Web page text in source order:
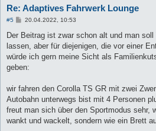
Re: Adaptives Fahrwerk Lounge
#5
B
i
r
a
20.04.2022, 10:53
Der Beitrag ist zwar schon alt und man
lassen, aber für diejenigen, die vor einer
würde ich gern meine Sicht als
geben:
wir fahren den Corolla TS GR mit zwei
Autobahn unterwegs bist mit 4 Personen
freut man sich über den Sportmodus sehr,
wankt und wackelt, sondern wie ein Brett